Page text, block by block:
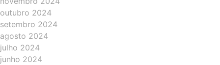
outubro 2024
setembro 2024
agosto 2024
julho 2024
junho 2024